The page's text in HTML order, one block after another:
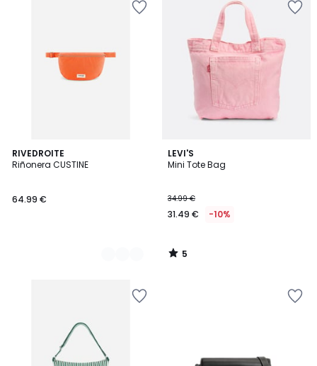
RIVEDROITE
Riñonera CUSTINE
64.99 €
2
Colores
LEVI'S
Mini Tote Bag
34.99 €
31.49 € -10%
5
/
5
/